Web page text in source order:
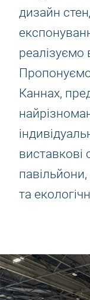
дизайн
реалізуємо
Каннах,
виставкові
павільйони,
та